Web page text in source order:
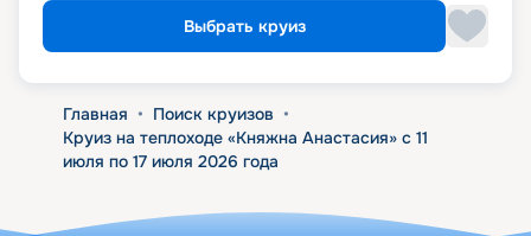
Выбрать круиз
Главная • Поиск круизов •
Круиз на теплоходе «Княжна Анастасия» с 11
июля по 17 июля 2026 года